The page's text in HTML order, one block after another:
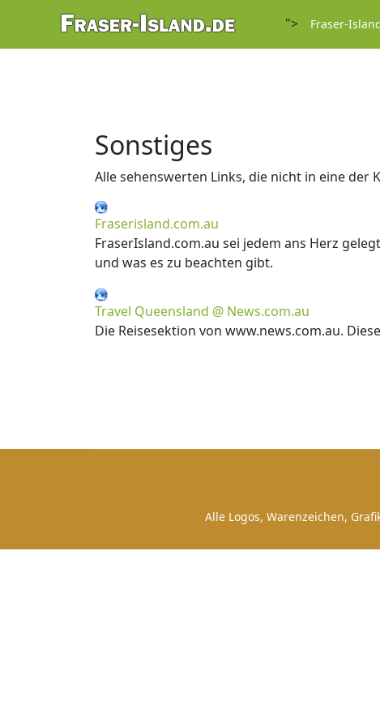
"> Fraser-
Sonstiges
Alle sehenswerten Links, die nicht in eine der
Fraserisland.com.au
FraserIsland.com.au sei jedem ans Herz
und was es zu beachten gibt.
Travel Queensland @ News.com.au
Die Reisesektion von www.news.com.au.
Alle Logos, Warenzeichen,